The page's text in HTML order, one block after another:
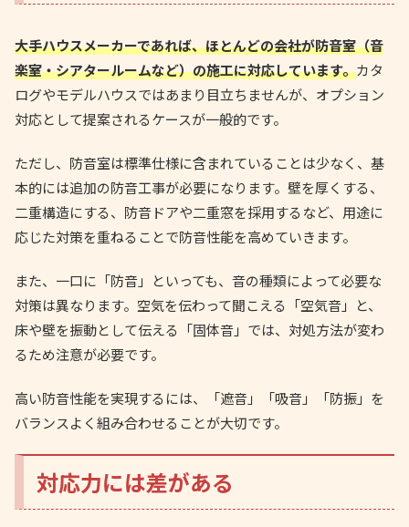
大手ハウスメーカーであれば、ほとんどの会社が防音室（音
楽室・シアタールームなど）の施工に対応しています。カタ
ログやモデルハウスではあまり目立ちませんが、オプション
対応として提案されるケースが一般的です。
ただし、防音室は標準仕様に含まれていることは少なく、基
本的には追加の防音工事が必要になります。壁を厚くする、
二重構造にする、防音ドアや二重窓を採用するなど、用途に
応じた対策を重ねることで防音性能を高めていきます。
また、一口に「防音」といっても、音の種類によって必要な
対策は異なります。空気を伝わって聞こえる「空気音」と、
床や壁を振動として伝える「固体音」では、対処方法が変わ
るため注意が必要です。
高い防音性能を実現するには、「遮音」「吸音」「防振」を
バランスよく組み合わせることが大切です。
対応力には差がある